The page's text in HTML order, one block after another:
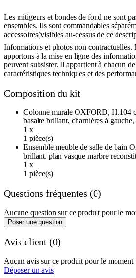
Les mitigeurs et bondes de fond ne sont
ensembles. Ils sont commandables
accessoires(visibles au-dessus de ce
Informations et photos non contractuelles.
apportons à la mise en ligne des
peuvent subsister. Il appartient à chacun
caractéristiques techniques et des
Composition du kit
Colonne murale OXFORD, H.104
basalte brillant, charnières à
1 x
1 pièce(s)
Ensemble meuble de salle de bain
brillant, plan vasque marbre
1 x
1 pièce(s)
Questions fréquentes (0)
Aucune question sur ce produit pour le
Poser une question
Avis client (0)
Aucun avis sur ce produit pour le moment
Déposer un avis